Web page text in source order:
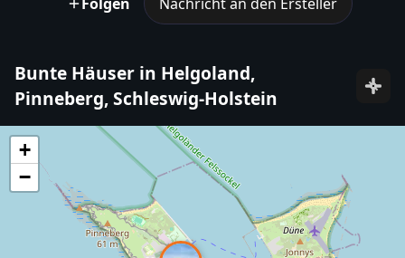
Bunte Häuser in Helgoland,
Pinneberg, Schleswig-Holstein
+
−